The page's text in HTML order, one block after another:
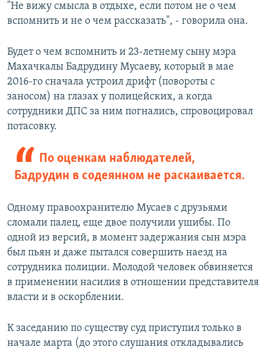
"Не вижу смысла в отдыхе, если потом не о чем
вспомнить и не о чем рассказать", - говорила она.
Будет о чем вспомнить и 23-летнему сыну мэра
Махачкалы Бадрудину Мусаеву, который в мае
2016-го сначала устроил дрифт (повороты с
заносом) на глазах у полицейских, а когда
сотрудники ДПС за ним погнались, спровоцировал
потасовку.
По оценкам наблюдателей,
Бадрудин в содеянном не раскаивается.
Одному правоохранителю Мусаев с друзьями
сломали палец, еще двое получили ушибы. По
одной из версий, в момент задержания сын мэра
был пьян и даже пытался совершить наезд на
сотрудника полиции. Молодой человек обвиняется
в применении насилия в отношении представителя
власти и в оскорблении.
К заседанию по существу суд приступил только в
начале марта (до этого слушания откладывались